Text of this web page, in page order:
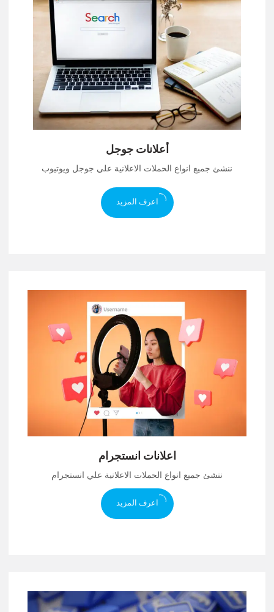
أعلانات جوجل
ننشئ جميع انواع الحملات الاعلانية علي جوجل ويوتيوب
اعرف المزيد
اعلانات انستجرام
ننشئ جميع انواع الحملات الاعلانية علي انستجرام
اعرف المزيد